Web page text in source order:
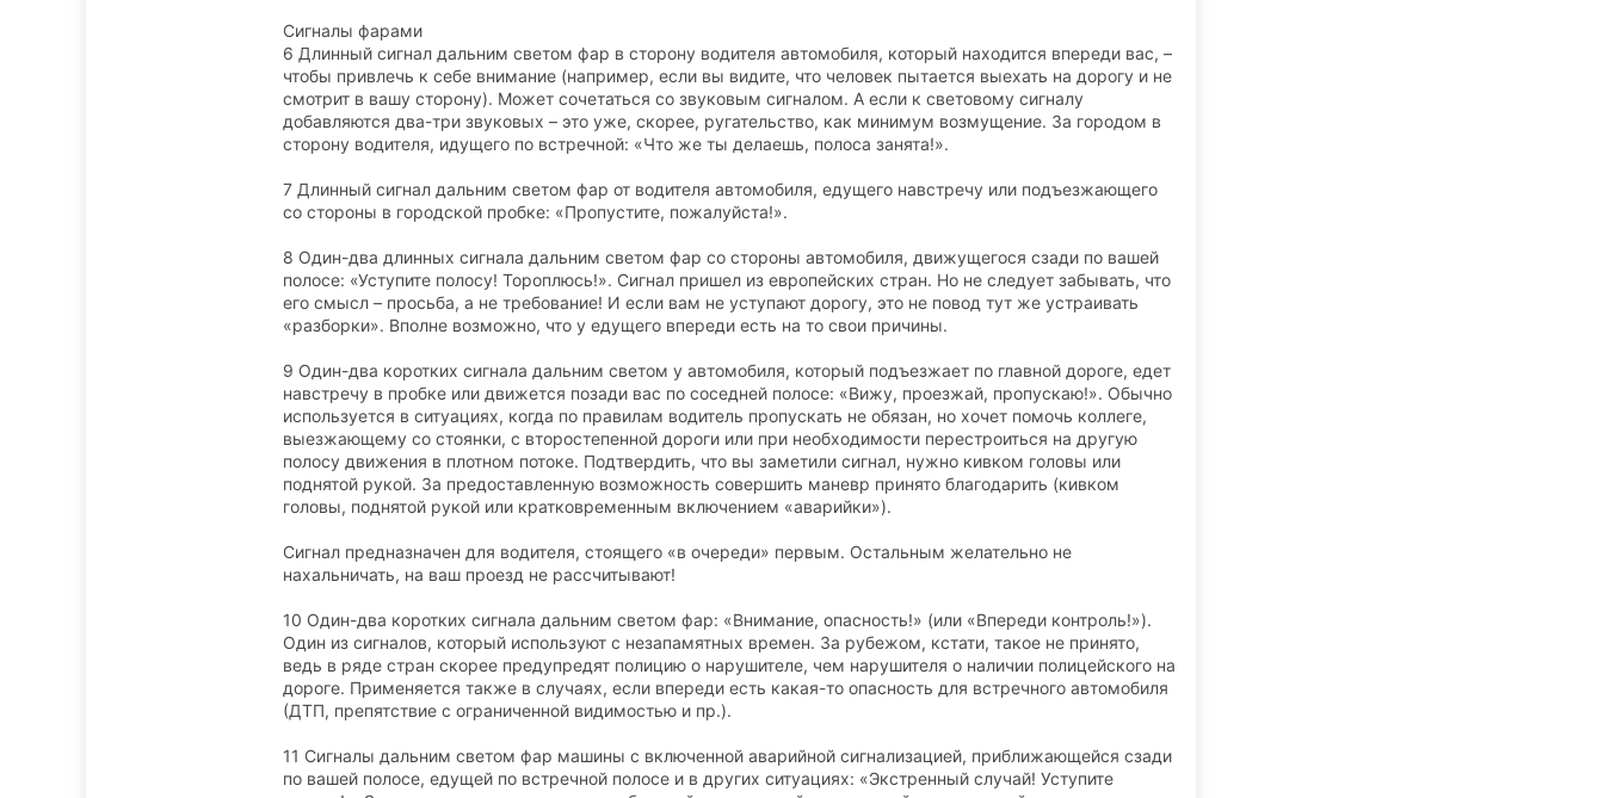
Сигналы фарами
6 Длинный сигнал дальним светом фар в сторону водителя автомобиля, который находится впереди вас, –
чтобы привлечь к себе внимание (например, если вы видите, что человек пытается выехать на дорогу и не
смотрит в вашу сторону). Может сочетаться со звуковым сигналом. А если к световому сигналу
добавляются два-три звуковых – это уже, скорее, ругательство, как минимум возмущение. За городом в
сторону водителя, идущего по встречной: «Что же ты делаешь, полоса занята!».
7 Длинный сигнал дальним светом фар от водителя автомобиля, едущего навстречу или подъезжающего
со стороны в городской пробке: «Пропустите, пожалуйста!».
8 Один-два длинных cигнала дальним светом фар со стороны автомобиля, движущегося сзади по вашей
полосе: «Уступите полосу! Тороплюсь!». Сигнал пришел из европейских стран. Но не следует забывать, что
его смысл – просьба, а не требование! И если вам не уступают дорогу, это не повод тут же устраивать
«разборки». Вполне возможно, что у едущего впереди есть на то свои причины.
9 Один-два коротких сигнала дальним светом у автомобиля, который подъезжает по главной дороге, едет
навстречу в пробке или движется позади вас по соседней полосе: «Вижу, проезжай, пропускаю!». Обычно
используется в ситуациях, когда по правилам водитель пропускать не обязан, но хочет помочь коллеге,
выезжающему со стоянки, с второстепенной дороги или при необходимости перестроиться на другую
полосу движения в плотном потоке. Подтвердить, что вы заметили сигнал, нужно кивком головы или
поднятой рукой. За предоставленную возможность совершить маневр принято благодарить (кивком
головы, поднятой рукой или кратковременным включением «аварийки»).
Сигнал предназначен для водителя, стоящего «в очереди» первым. Остальным желательно не
нахальничать, на ваш проезд не рассчитывают!
10 Один-два коротких сигнала дальним светом фар: «Внимание, опасность!» (или «Впереди контроль!»).
Один из сигналов, который используют с незапамятных времен. За рубежом, кстати, такое не принято,
ведь в ряде стран скорее предупредят полицию о нарушителе, чем нарушителя о наличии полицейского на
дороге. Применяется также в случаях, если впереди есть какая-то опасность для встречного автомобиля
(ДТП, препятствие с ограниченной видимостью и пр.).
11 Сигналы дальним светом фар машины с включенной аварийной сигнализацией, приближающейся сзади
по вашей полосе, едущей по встречной полосе и в других ситуациях: «Экстренный случай! Уступите